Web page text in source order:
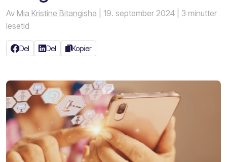
Av Mia Kristine Bitangisha | 19. september 2024
| 3 minutter
lesetid
Del Del Kopier